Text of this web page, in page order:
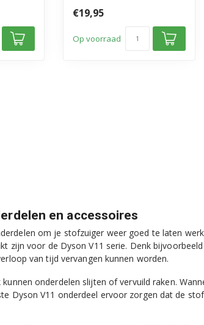
V6,
€19,95
Op voorraad
en accessoires
om je stofzuiger weer goed te laten
zijn voor de Dyson V11 serie. Denk
van tijd vervangen kunnen worden.
onderdelen slijten of vervuild raken.
Dyson V11 onderdeel ervoor zorgen dat de